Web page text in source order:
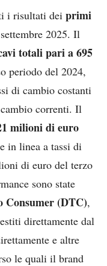
i risultati dei primi
2025. Il
totali pari a 695
periodo del 2024,
di cambio costanti
correnti. Il
milioni di euro
in linea a tassi di
di euro del terzo
sono state
Consumer (DTC),
direttamente dal
e altre
le quali il brand